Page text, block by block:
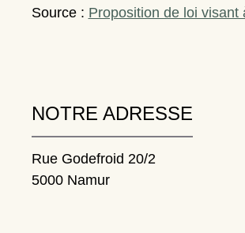
Source : Proposition de loi visant
NOTRE ADRESSE
Rue Godefroid 20/2
5000 Namur